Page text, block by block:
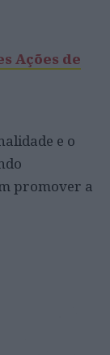
Ações de
e o
promover a